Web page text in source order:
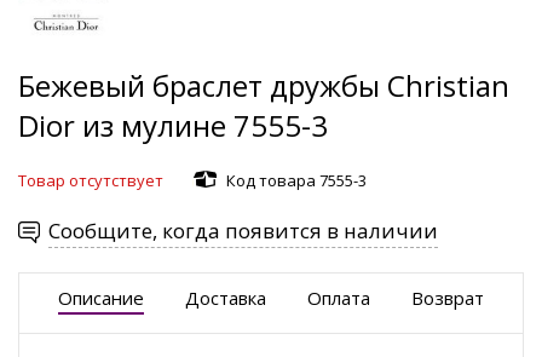
Бежевый браслет дружбы Christian
Dior из мулине 7555-3
Товар отсутствует Код товара 7555-3
Сообщите, когда появится в наличии
Описание Доставка Оплата Возврат